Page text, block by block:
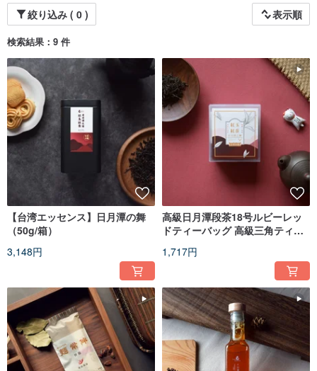
絞り込み ( 0 )
表示順
検索結果：9 件
【台湾エッセンス】日月潭の舞
（50g/箱）
3,148円
高級日月潭段茶18号ルビーレッ
ドティーバッグ 高級三角ティー
1,717円